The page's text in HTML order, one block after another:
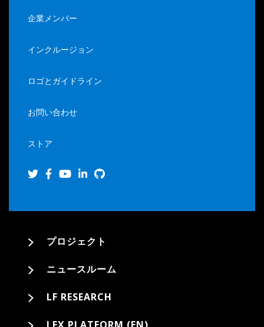
企業メンバー
インクルージョン
ロゴとガイドライン
お問い合わせ
ストア
プロジェクト
ニュースルーム
LF RESEARCH